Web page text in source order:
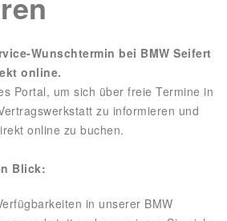
Wunschtermin bei BMW Seifert
online.
Portal, um sich über freie Termine in
zu informieren und
online zu buchen.
Blick:
in unserer BMW